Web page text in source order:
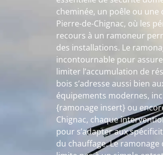
cheminée, un poêle ou une
Pierre-de-Chignac, où les
recours à un ramoneur
des installations. Le
incontournable pour
limiter l’accumulation de
bois s’adresse aussi bien
équipements modernes,
{ramonage insert} ou
Chignac, chaque
pour s’adapter aux
du chauffage. Le ramonage